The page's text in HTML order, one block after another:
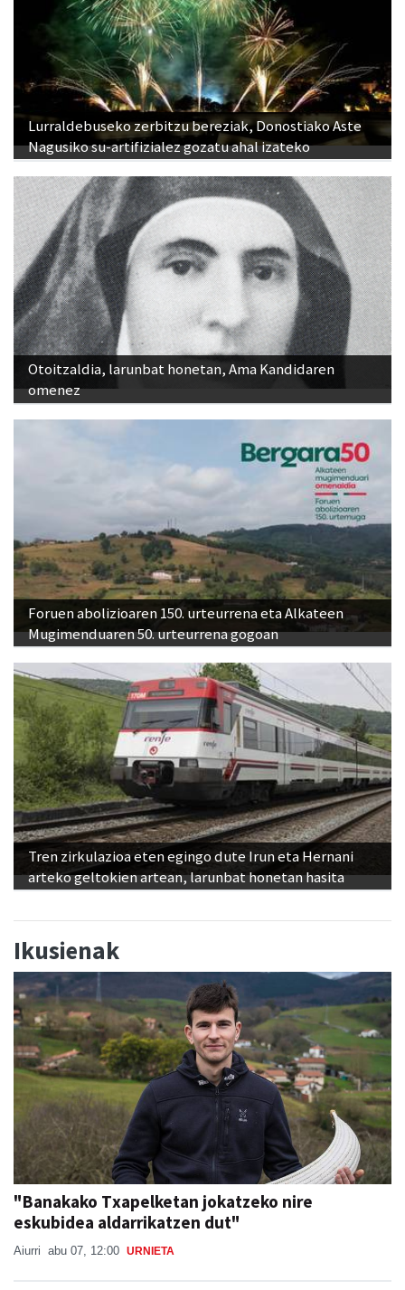
Lurraldebuseko zerbitzu bereziak, Donostiako Aste
Nagusiko su-artifizialez gozatu ahal izateko
Otoitzaldia, larunbat honetan, Ama Kandidaren
omenez
Foruen abolizioaren 150. urteurrena eta Alkateen
Mugimenduaren 50. urteurrena gogoan
Tren zirkulazioa eten egingo dute Irun eta Hernani
arteko geltokien artean, larunbat honetan hasita
Ikusienak
"Banakako Txapelketan jokatzeko nire
eskubidea aldarrikatzen dut"
Aiurri abu 07, 12:00 URNIETA